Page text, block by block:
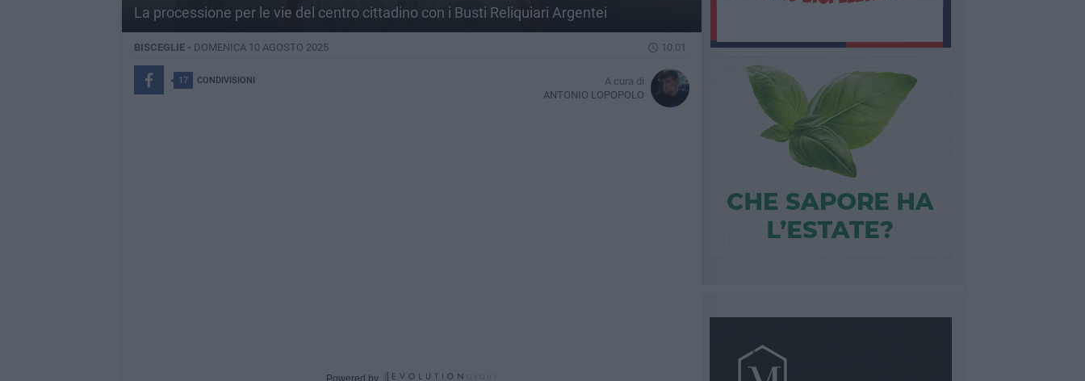
La processione per le vie del centro cittadino con i Busti Reliquiari Argentei
BISCEGLIE - DOMENICA 10 AGOSTO 2025 10.01
17 CONDIVISIONI
A cura di
ANTONIO LOPOPOLO
Powered by